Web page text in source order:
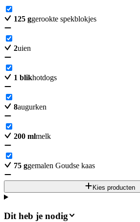
125 ggerookte spekblokjes
2uien
1 blikhotdogs
8augurken
200 mlmelk
75 ggemalen Goudse kaas
Kies producten
Dit heb je nodig